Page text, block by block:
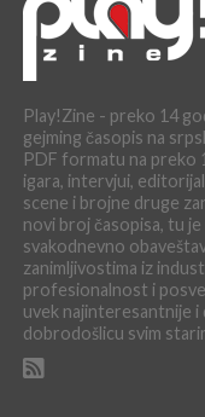
Play!Zine - preko 14
gejming časopis na
PDF formatu na preko
igara, intervjui,
scene i brojne druge
novi broj časopisa, tu je
svakodnevno
zanimljivostima iz
profesionalnost i
uvek najinteresantnije
dobrodošlicu svim